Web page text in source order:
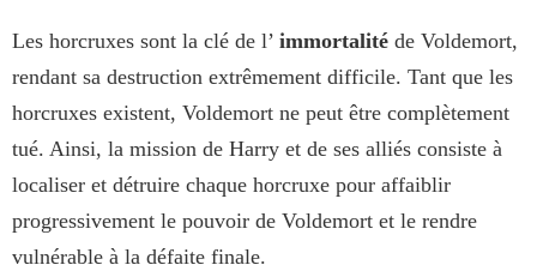
Les horcruxes sont la clé de l’ immortalité de Voldemort,
rendant sa destruction extrêmement difficile. Tant que les
horcruxes existent, Voldemort ne peut être complètement
tué. Ainsi, la mission de Harry et de ses alliés consiste à
localiser et détruire chaque horcruxe pour affaiblir
progressivement le pouvoir de Voldemort et le rendre
vulnérable à la défaite finale.